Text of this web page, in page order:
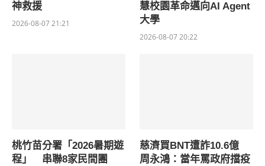
神救援
2026-08-07 21:21
慧校園革命邁向AI Agent
大學
2026-08-07 20:22
桃竹苗分署「2026暑期遊
程」 串聯8家民間團
慈濟買BNT遭詐10.6億
周永鴻：當年罵政府擋疫